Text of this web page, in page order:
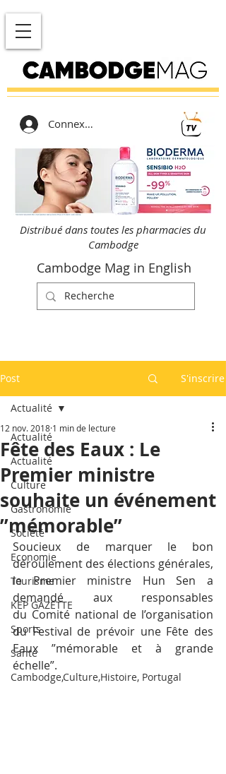
Connexion
Distribué dans toutes les pharmacies du
Cambodge
Cambodge Mag in English
Post S'inscrire
Actualité
Actualité
Culture
Gastronomie
Société
Economie
Tourisme
KEP GAZETTE
Sports
Santé
Cambodge,Culture,Histoire, Portugal
Actualité
Fête des Eaux : Le
Premier ministre
souhaite un événement
”mémorable”
12 nov. 2018 1 min de lecture
Soucieux de marquer le bon
déroulement des élections générales,
le Premier ministre Hun Sen a
demandé aux responsables
du Comité national de l’organisation
du Festival de prévoir une Fête des
Eaux ”mémorable et à grande
échelle”.